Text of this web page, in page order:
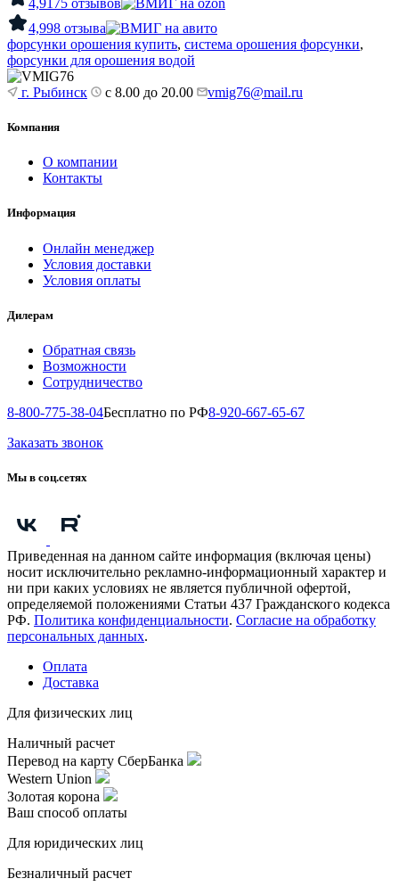
4,998 отзыва
форсунки орошения купить, система орошения форсунки,
форсунки для орошения водой
г. Рыбинск с 8.00 до 20.00 vmig76@mail.ru
Компания
О компании
Контакты
Информация
Онлайн менеджер
Условия доставки
Условия оплаты
Дилерам
Обратная связь
Возможности
Сотрудничество
8-800-775-38-04Бесплатно по РФ8-920-667-65-67
Заказать звонок
Мы в соц.сетях
Приведенная на данном сайте информация (включая цены)
носит исключительно рекламно-информационный характер и
ни при каких условиях не является публичной офертой,
определяемой положениями Статьи 437 Гражданского кодекса
РФ. Политика конфиденциальности. Согласие на обработку
персональных данных.
Оплата
Доставка
Для физических лиц
Наличный расчет
Перевод на карту СберБанка
Western Union
Золотая корона
Ваш способ оплаты
Для юридических лиц
Безналичный расчет